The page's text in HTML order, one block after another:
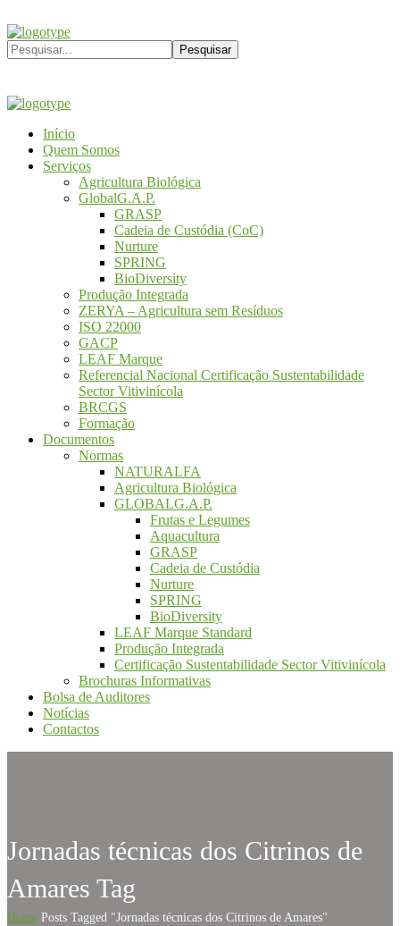
Início
Quem Somos
Serviços
Agricultura Biológica
GlobalG.A.P.
GRASP
Cadeia de Custódia (CoC)
Nurture
SPRING
BioDiversity
Produção Integrada
ZERYA – Agricultura sem Resíduos
ISO 22000
GACP
LEAF Marque
Referencial Nacional Certificação Sustentabilidade
Sector Vitivinícola
BRCGS
Formação
Documentos
Normas
NATURALFA
Agricultura Biológica
GLOBALG.A.P.
Frutas e Legumes
Aquacultura
GRASP
Cadeia de Custódia
Nurture
SPRING
BioDiversity
LEAF Marque Standard
Produção Integrada
Certificação Sustentabilidade Sector Vitivinícola
Brochuras Informativas
Bolsa de Auditores
Notícias
Contactos
Jornadas técnicas dos Citrinos de
Amares Tag
Home Posts Tagged "Jornadas técnicas dos Citrinos de Amares"